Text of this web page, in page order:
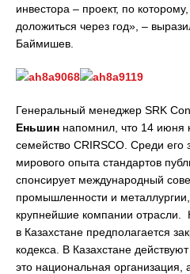
инвестора – проект, по
доложиться через год», –
Баймишев.
Генеральный менеджер SRK
Еньшин напомнил, что 14 июня
семейство CRIRSCO. Среди его
мирового опыта стандартов
спонсирует международный
промышленности и
крупнейшие компании отрасли.
в Казахстане предполагается
кодекса. В Казахстане
это национальная